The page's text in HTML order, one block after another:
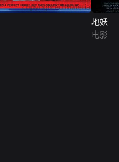
地妖
电影